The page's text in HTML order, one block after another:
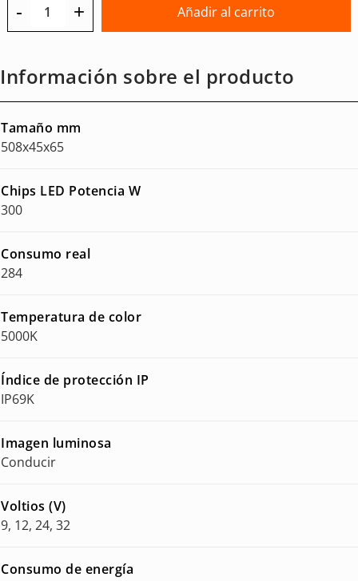
- + Añadir al carrito
Información sobre el producto
Tamaño mm
508x45x65
Chips LED Potencia W
300
Consumo real
284
Temperatura de color
5000K
Índice de protección IP
IP69K
Imagen luminosa
Conducir
Voltios (V)
9, 12, 24, 32
Consumo de energía